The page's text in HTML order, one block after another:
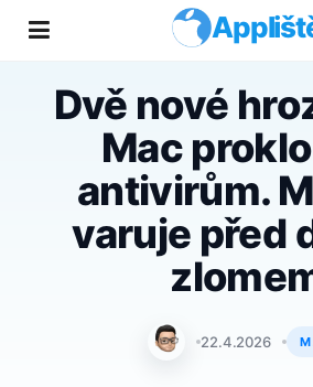
Dvě nové
Mac
antivirům.
varuje před
Jan Holeš
22.4.2026